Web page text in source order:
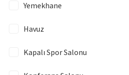
Yemekhane
Havuz
Kapalı Spor Salonu